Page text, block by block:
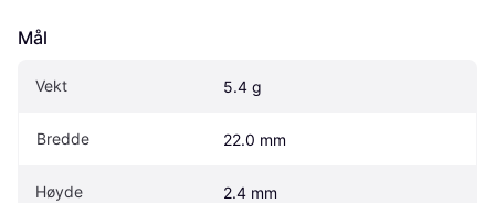
Mål
Vekt 5.4 g
Bredde 22.0 mm
Høyde 2.4 mm